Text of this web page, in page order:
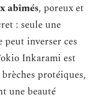
abîmés, poreux et
: seule une
inverser ces
Inkarami est
protéiques,
une beauté